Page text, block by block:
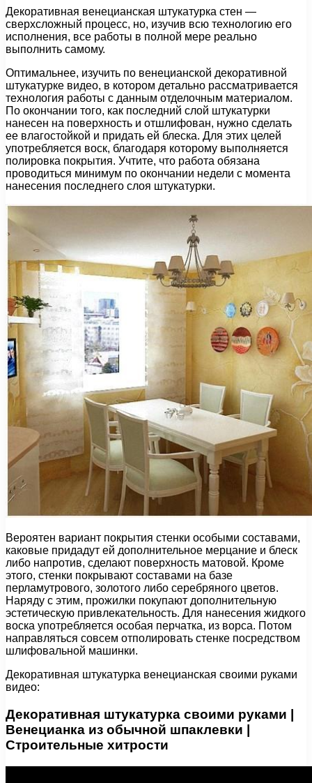
Декоративная венецианская штукатурка стен —
сверхсложный процесс, но, изучив всю технологию его
исполнения, все работы в полной мере реально
выполнить самому.
Оптимальнее, изучить по венецианской декоративной
штукатурке видео, в котором детально рассматривается
технология работы с данным отделочным материалом.
По окончании того, как последний слой штукатурки
нанесен на поверхность и отшлифован, нужно сделать
ее влагостойкой и придать ей блеска. Для этих целей
употребляется воск, благодаря которому выполняется
полировка покрытия. Учтите, что работа обязана
проводиться минимум по окончании недели с момента
нанесения последнего слоя штукатурки.
Вероятен вариант покрытия стенки особыми составами,
каковые придадут ей дополнительное мерцание и блеск
либо напротив, сделают поверхность матовой. Кроме
этого, стенки покрывают составами на базе
перламутрового, золотого либо серебряного цветов.
Наряду с этим, прожилки покупают дополнительную
эстетическую привлекательность. Для нанесения жидкого
воска употребляется особая перчатка, из ворса. Потом
направляться совсем отполировать стенке посредством
шлифовальной машинки.
Декоративная штукатурка венецианская своими руками
видео:
Декоративная штукатурка своими руками |
Венецианка из обычной шпаклевки |
Строительные хитрости